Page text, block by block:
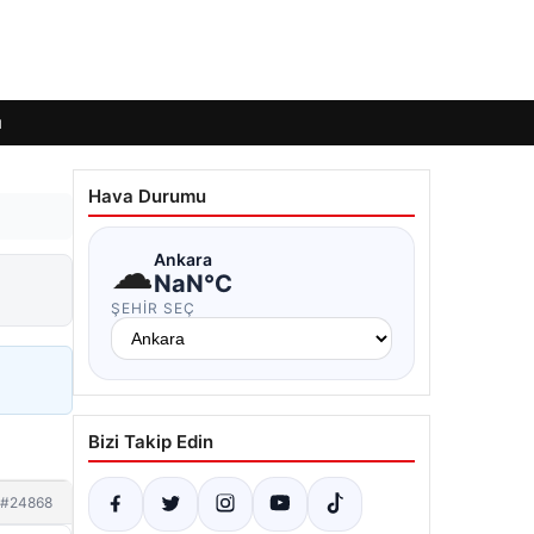
#24868
Hava Durumu
☁Ankara
NaN°C
ŞEHIR SEÇ
Bizi Takip Edin